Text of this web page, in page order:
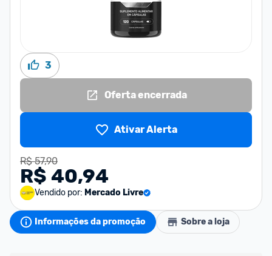
3
Oferta encerrada
Ativar Alerta
R$ 57,90
R$ 40,94
Vendido por: Mercado Livre
Informações da promoção Sobre a loja